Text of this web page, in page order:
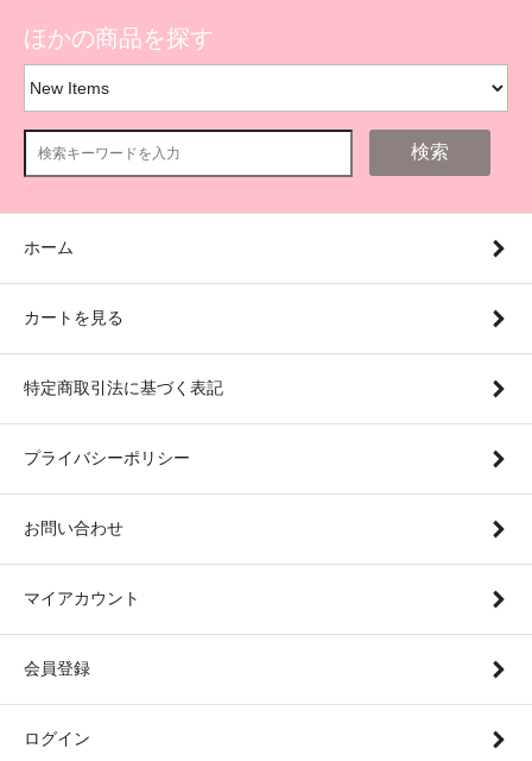
ほかの商品を探す
検索
ホーム
カートを見る
特定商取引法に基づく表記
プライバシーポリシー
お問い合わせ
マイアカウント
会員登録
ログイン